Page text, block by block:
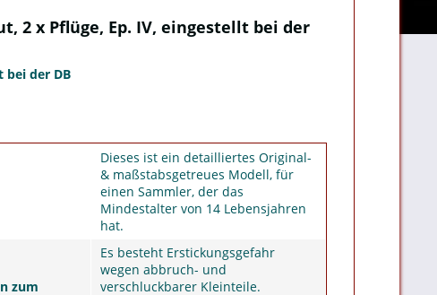
2 x Pflüge, Ep. IV, eingestellt bei der
bei der DB
Dieses ist ein detailliertes Original-
& maßstabsgetreues Modell, für
einen Sammler, der das
Mindestalter von 14 Lebensjahren
hat.
zum
Es besteht Erstickungsgefahr
wegen abbruch- und
verschluckbarer Kleinteile.